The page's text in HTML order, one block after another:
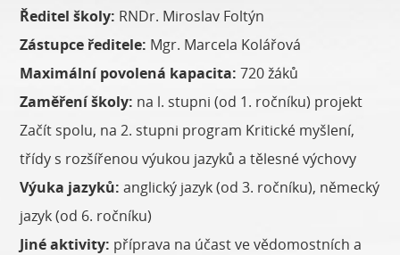
Ředitel školy: RNDr. Miroslav Foltýn
Zástupce ředitele: Mgr. Marcela Kolářová
Maximální povolená kapacita: 720 žáků
Zaměření školy: na l. stupni (od 1. ročníku) projekt
Začít spolu, na 2. stupni program Kritické myšlení,
třídy s rozšířenou výukou jazyků a tělesné výchovy
Výuka jazyků: anglický jazyk (od 3. ročníku), německý
jazyk (od 6. ročníku)
Jiné aktivity: příprava na účast ve vědomostních a